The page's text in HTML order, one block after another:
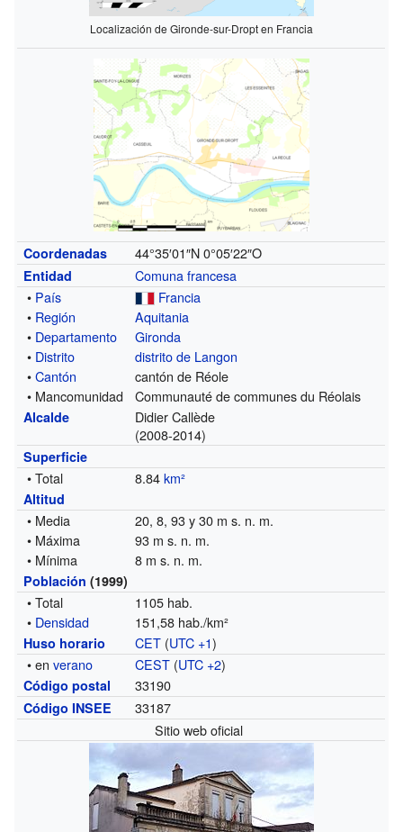
Localización de Gironde-sur-Dropt en Francia
Coordenadas 44°35′01″N 0°05′22″O
Entidad
Comuna francesa
• País
Francia
• Región
Aquitania
• Departamento
Gironda
• Distrito
distrito de Langon
•Cantón
cantón de Réole
• Mancomunidad
Communauté de communes du Réolais
Alcalde
Didier Callède
(2008-2014)
Superficie
• Total 8.84km²
Altitud
• Media
20, 8, 93 y 30 m s. n. m.
• Máxima
93 m s. n. m.
• Mínima
8 m s. n. m.
Población (1999)
• Total
1105 hab.
• Densidad 151,58 hab./km²
Huso horario CET (UTC +1)
• enverano CEST (UTC +2)
Código postal 33190
Código INSEE
33187
Sitio web oficial